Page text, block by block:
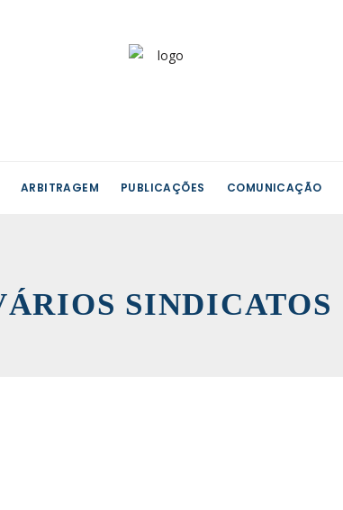
ARBITRAGEM PUBLICAÇÕES COMUNICAÇÃO
SINDICATOS